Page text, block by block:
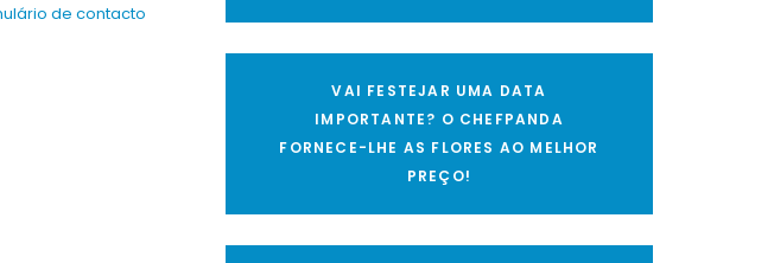
de contacto
VAI FESTEJAR UMA DATA
IMPORTANTE? O CHEFPANDA
FORNECE-LHE AS FLORES AO MELHOR
PREÇO!